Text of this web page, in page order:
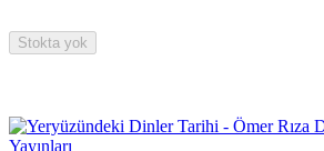
Stokta yok